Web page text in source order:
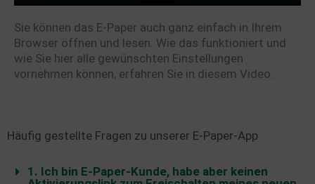
Sie können das E-Paper auch ganz einfach in Ihrem
Browser öffnen und lesen. Wie das funktioniert und
wie Sie hier alle gewünschten Einstellungen
vornehmen können, erfahren Sie in diesem Video.
Häufig gestellte Fragen zu unserer E-Paper-App
1. Ich bin E-Paper-Kunde, habe aber keinen